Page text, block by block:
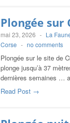
Plongée sur
mai 23, 2026 - La
Corse - no comments
Plongée sur le site de
plonge jusqu’à 37
dernières semaines …
Read Post →